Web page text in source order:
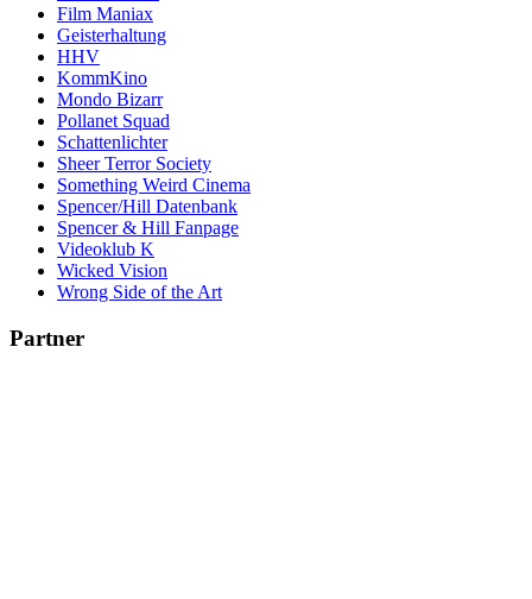
Film Maniax
Geisterhaltung
HHV
KommKino
Mondo Bizarr
Pollanet Squad
Schattenlichter
Sheer Terror Society
Something Weird Cinema
Spencer/Hill Datenbank
Spencer & Hill Fanpage
Videoklub K
Wicked Vision
Wrong Side of the Art
Partner